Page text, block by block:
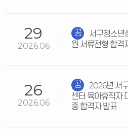
29
2026.06 공지
서구청소년
원 서류전형 합격
26
2026.06
공지
2026년 서
센터 육아휴직자
종 합격자 발표